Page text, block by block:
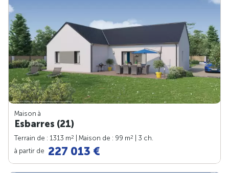
Maison à
Esbarres (21)
Terrain de : 1313 m2 | Maison de : 99 m2
| 3 ch.
à partir de 227 013 €